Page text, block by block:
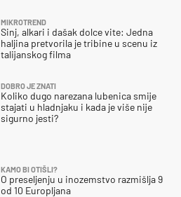
KAMO BI OTIŠLI?
O preseljenju u inozemstvo razmišlja 9
od 10 Europljana
MIKROTREND
Sinj, alkari i dašak dolce vite: Jedna
haljina pretvorila je tribine u scenu iz
talijanskog filma
DOBRO JE ZNATI
Koliko dugo narezana lubenica smije
stajati u hladnjaku i kada je više nije
sigurno jesti?